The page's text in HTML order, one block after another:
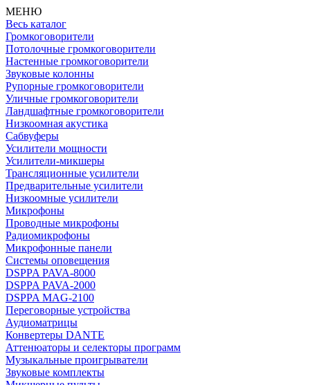
МЕНЮ
Весь каталог
Громкоговорители
Потолочные громкоговорители
Настенные громкоговорители
Звуковые колонны
Рупорные громкоговорители
Уличные громкоговорители
Ландшафтные громкоговорители
Низкоомная акустика
Сабвуферы
Усилители мощности
Усилители-микшеры
Трансляционные усилители
Предварительные усилители
Низкоомные усилители
Микрофоны
Проводные микрофоны
Радиомикрофоны
Микрофонные панели
Системы оповещения
DSPPA PAVA-8000
DSPPA PAVA-2000
DSPPA MAG-2100
Переговорные устройства
Аудиоматрицы
Конвертеры DANTE
Аттенюаторы и селекторы программ
Музыкальные проигрыватели
Звуковые комплекты